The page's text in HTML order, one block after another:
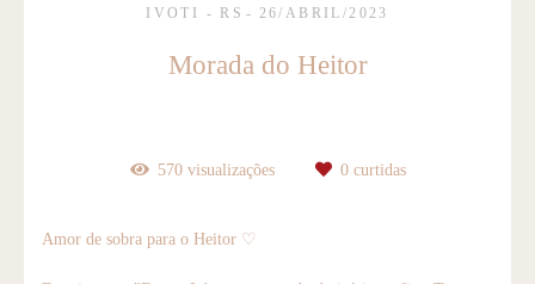
IVOTI - RS
26/ABRIL/2023
Morada do Heitor
570visualizações 0curtidas
Amor de sobra para o Heitor ♡